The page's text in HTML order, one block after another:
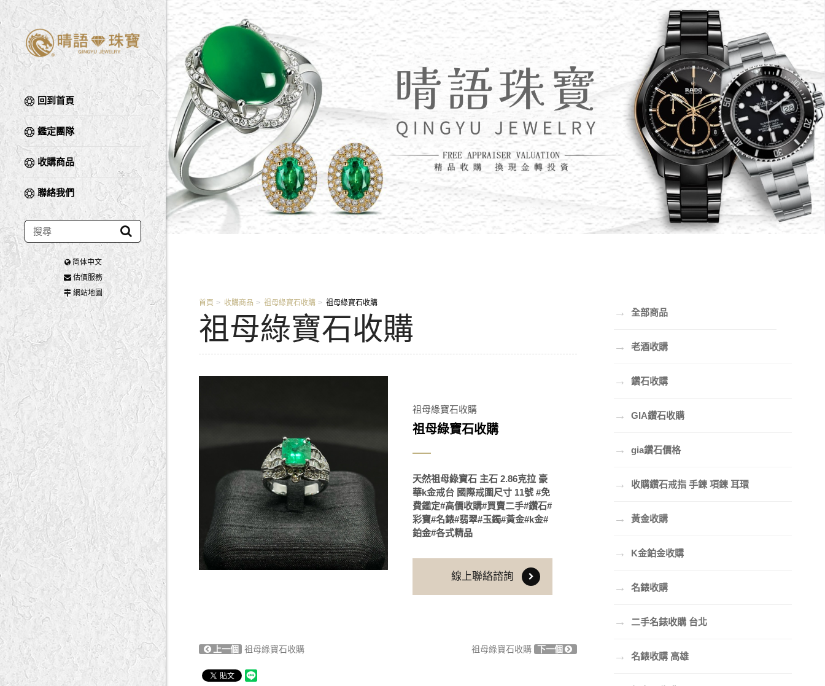
回到首頁
鑑定團隊
收購商品
聯絡我們
简体中文
估價服務
網站地圖
首頁
收購商品 祖母綠寶石收購 祖母綠寶石收購
祖母綠寶石收購
祖母綠寶石收購
祖母綠寶石收購
天然祖母綠寶石 主石 2.86克拉 豪
華k金戒台 國際戒圍尺寸 11號 #免
費鑑定#高價收購#買賣二手#鑽石#
彩寶#名錶#翡翠#玉鐲#黃金#k金#
鉑金#各式精品
線上聯絡諮詢
上一個 祖母綠寶石收購 祖母綠寶石收購 下一個
→ 全部商品
→ 老酒收購
→ 鑽石收購
→ GIA鑽石收購
→ gia鑽石價格
→ 收購鑽石戒指 手鍊 項鍊 耳環
→ 黃金收購
→ K金鉑金收購
→ 名錶收購
→ 二手名錶收購 台北
→ 名錶收購 高雄